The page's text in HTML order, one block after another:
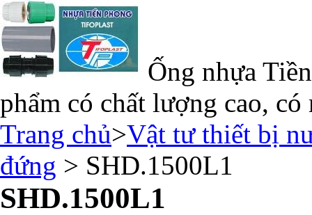
Ống nhựa
phẩm có chất lượng cao, có
Trang chủ>Vật tư thiết bị
đứng > SHD.1500L1
SHD.1500L1